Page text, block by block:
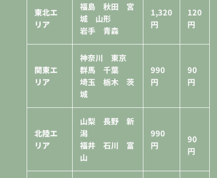
東北エ
リア
福島 秋田 宮
城 山形
岩手 青森
1,320
円
120
円
関東エ
リア
神奈川 東京
群馬 千葉
埼玉 栃木 茨
城
990
円
90
円
北陸エ
リア
山梨 長野 新
潟
福井 石川 富
山
990
円
90
円